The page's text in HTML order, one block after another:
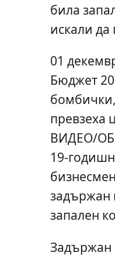
била
искали да
01
Бюджет
превзеха
ВИДЕО/
19-
задържан
запален
Задържан